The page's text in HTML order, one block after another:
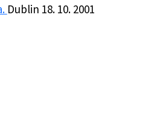
Dublin 18. 10. 2001